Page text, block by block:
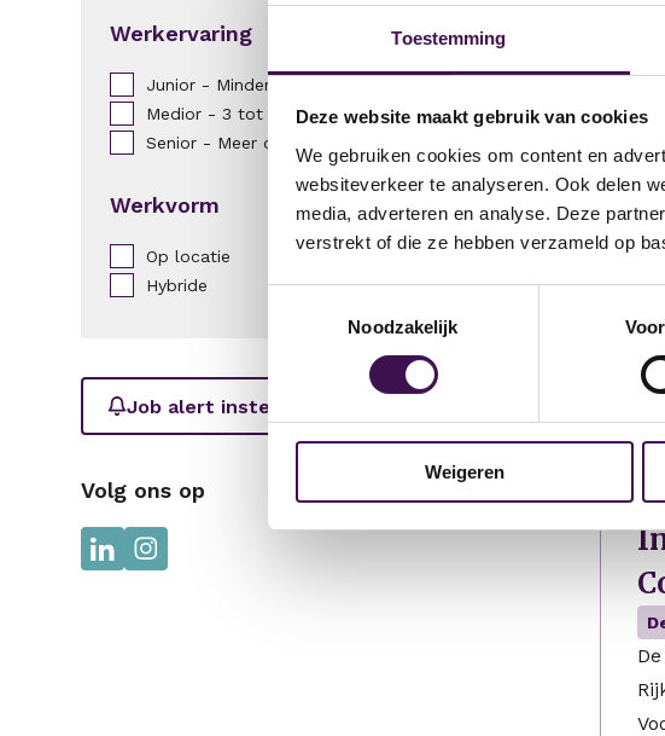
Toestemming
Deze website maakt gebruik van cookies
We gebruiken cookies om content en
websiteverkeer te analyseren. Ook delen
media, adverteren en analyse. Deze
verstrekt of die ze hebben verzameld op
Noodzakelijk
Weigeren
23
Je
Werkervaring
Junior - Minder dan 3 jaar
Medior - 3 tot 8 jaar
Senior - Meer dan 8 jaar
Werkvorm
Op locatie
Hybride
Job alert instellen
Volg ons op